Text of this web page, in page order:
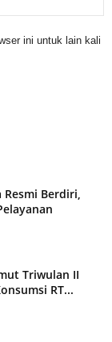
ini untuk lain kali
Berdiri,
Triwulan II
RT...